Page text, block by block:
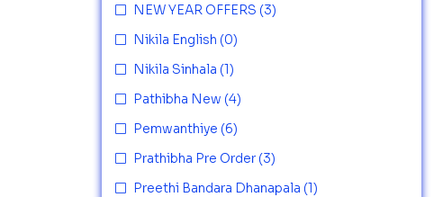
NEW YEAR OFFERS (3)
Nikila English (0)
Nikila Sinhala (1)
Pathibha New (4)
Pemwanthiye (6)
Prathibha Pre Order (3)
Preethi Bandara Dhanapala (1)